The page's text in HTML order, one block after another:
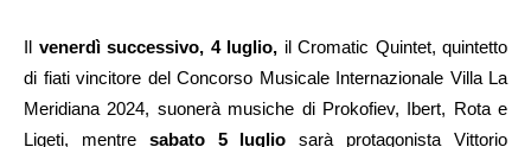
Il venerdì successivo, 4 luglio, il Cromatic Quintet, quintetto
di fiati vincitore del Concorso Musicale Internazionale Villa La
Meridiana 2024, suonerà musiche di Prokofiev, Ibert, Rota e
Ligeti, mentre sabato 5 luglio sarà protagonista Vittorio